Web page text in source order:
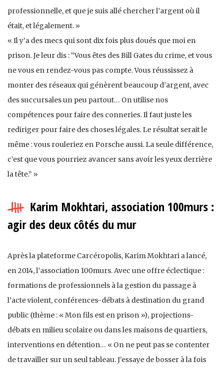
professionnelle, et que je suis allé chercher l’argent où il
était, et légalement. »
« Il y’a des mecs qui sont dix fois plus doués que moi en
prison. Je leur dis : “Vous êtes des Bill Gates du crime, et vous
ne vous en rendez-vous pas compte. Vous réussissez à
monter des réseaux qui génèrent beaucoup d’argent, avec
des succursales un peu partout… On utilise nos
compétences pour faire des conneries. Il faut juste les
rediriger pour faire des choses légales. Le résultat serait le
même : vous rouleriez en Porsche aussi. La seule différence,
c’est que vous pourriez avancer sans avoir les yeux derrière
la tête.” »
Karim Mokhtari, association 100murs :
agir des deux côtés du mur
Après la plateforme Carcéropolis, Karim Mokhtari a lancé,
en 2014, l’association 100murs. Avec une offre éclectique :
formations de professionnels à la gestion du passage à
l’acte violent, conférences-débats à destination du grand
public (thème : « Mon fils est en prison »), projections-
débats en milieu scolaire ou dans les maisons de quartiers,
interventions en détention… « On ne peut pas se contenter
de travailler sur un seul tableau. J’essaye de bosser à la fois